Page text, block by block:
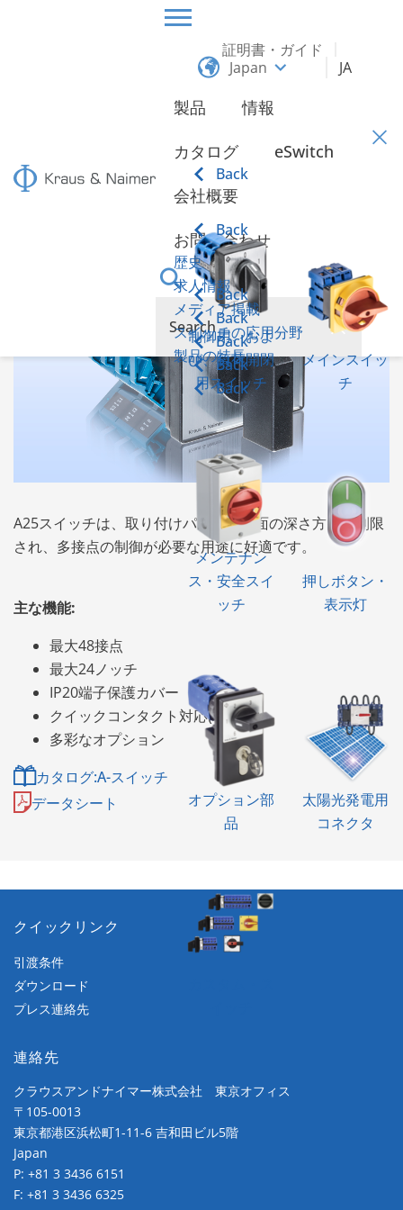
証明書・ガイド
Japan
JA
製品
Back
制御用、およ
び、負荷開閉
用スイッチ
メインスイッ
チ
メンテナン
ス・安全スイ
ッチ
押しボタン・
表示灯
オプション部
品
太陽光発電用
コネクタ
情報
カタログ eSwitch
会社概要
Back
歴史
Back
求人情報
Back
メディア掲載
Back
スイッチの応用分野
Back
製品の特長
Back
お問い合わせ
A25スイッチは、取り付けパネルの背面の深さ方向が制限
され、多接点の制御が必要な用途に好適です。
主な機能:
最大48接点
最大24ノッチ
IP20端子保護カバー
クイックコンタクト対応(A25-4)
多彩なオプション
カタログ:A-スイッチ
データシート
クイックリンク
引渡条件
ダウンロード
プレス連絡先
連絡先
クラウスアンドナイマー株式会社 東京オフィス
〒105-0013
東京都港区浜松町1-11-6 吉和田ビル5階
Japan
P: +81 3 3436 6151
F: +81 3 3436 6325